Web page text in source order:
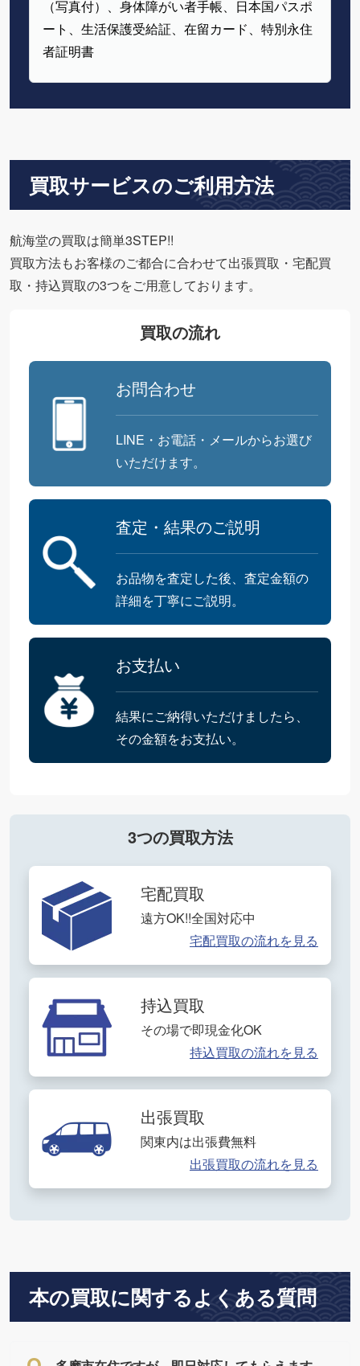
（写真付）、身体障がい者手帳、日本国パスポ
ート、生活保護受給証、在留カード、特別永住
者証明書
買取サービスのご利用方法
航海堂の買取は簡単3STEP!!
買取方法もお客様のご都合に合わせて出張買取・宅配買
取・持込買取の3つをご用意しております。
買取の流れ
お問合わせ
LINE・お電話・メールからお選び
いただけます。
査定・結果のご説明
お品物を査定した後、査定金額の
詳細を丁寧にご説明。
お支払い
結果にご納得いただけましたら、
その金額をお支払い。
3つの買取方法
宅配買取
遠方OK!!全国対応中
宅配買取の流れを見る
持込買取
その場で即現金化OK
持込買取の流れを見る
出張買取
関東内は出張費無料
出張買取の流れを見る
本の買取に関するよくある質問